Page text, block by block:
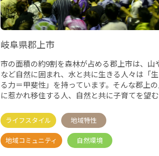
岐阜県郡上市
市の面積の約9割を森林が占める郡上市は、山
など自然に囲まれ、水と共に生きる人々は「
る力＝甲斐性」を持っています。そんな郡上
に惹かれ移住する人、自然と共に子育てを望む